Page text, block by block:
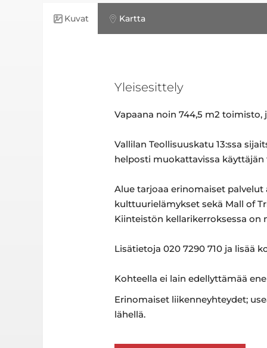
Kuvat Kartta
Yleisesittely
Vapaana noin 744,5 m2
Vallilan Teollisuuskatu 13:ssa
helposti muokattavissa käyttäjän
Alue tarjoaa erinomaiset
kulttuurielämykset sekä Mall of
Kiinteistön kellarikerroksessa on
Lisätietoja 020 7290 710 ja lisää
Kohteella ei lain edellyttämää
Erinomaiset liikenneyhteydet;
lähellä.